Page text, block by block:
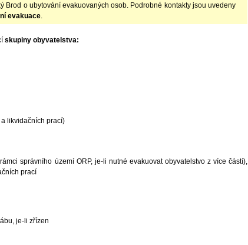
Brod o ubytování evakuovaných osob. Podrobné kontakty jsou uvedeny
evakuace.
skupiny obyvatelstva:
likvidačních prací)
správního území ORP, je-li nutné evakuovat obyvatelstvo z více částí),
prací
je-li zřízen